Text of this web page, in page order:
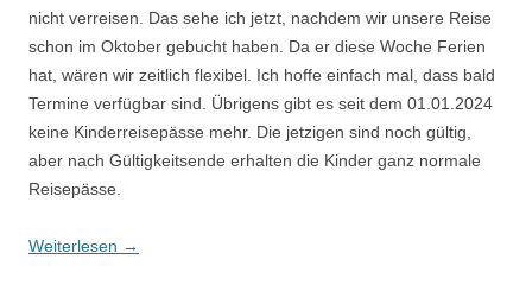
nicht verreisen. Das sehe ich jetzt, nachdem wir unsere Reise
schon im Oktober gebucht haben. Da er diese Woche Ferien
hat, wären wir zeitlich flexibel. Ich hoffe einfach mal, dass bald
Termine verfügbar sind. Übrigens gibt es seit dem 01.01.2024
keine Kinderreisepässe mehr. Die jetzigen sind noch gültig,
aber nach Gültigkeitsende erhalten die Kinder ganz normale
Reisepässe.
Weiterlesen →